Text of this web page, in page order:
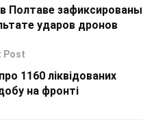
Полтаве зафиксированы
ударов дронов
Post
1160 ліквідованих
на фронті